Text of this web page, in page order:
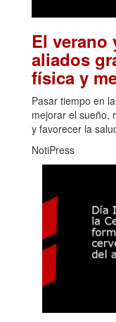
El verano
aliados
física y
Pasar tiempo en
mejorar el sueño,
y favorecer la
NotiPress